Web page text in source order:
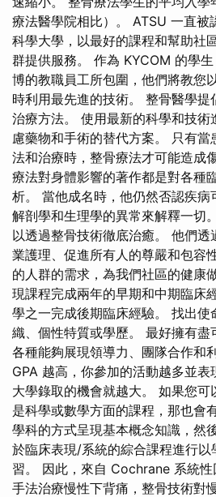
療法醫學院相比）。 ATSU 一直被
科學大學，以最好的課程和幫助社
群提供服務。 作為 KYCOM 的學
博的教職員工所包圍，他們將教您
時利用最先進的技術。 整骨醫學提
治療方法。 使用最新的科學和技術
慮藥物和手術的替代方案。 只有
法和治療時，整骨療法才可能造成
療法對身體影響的著作都是對各種
析。 當他成名時，他仍然否認疾病
解剖學和生理學的異常來解釋一切
以透過整骨技術徹底治癒。 他們
業護理、促進所有人的尊嚴和包容
的人群的需求，為我們社區的健康
現課​​程完成兩年的早期和中期臨床
學之一完成後期臨床經驗。 找出使
織、個性特質或學歷。 最好擁有盡
各種能夠展現領導力、團隊合作和
GPA 越高，你參加的活動越多並
大學錄取的機會就越大。 如果您
是科學或數學方面的課程，那也會
學科的方式呈現基本概念知識，然
於臨床表現/系統的綜合課程進行
習。 因此，來自 Cochrane 系統
手法治療慢性下背痛，整骨技術對